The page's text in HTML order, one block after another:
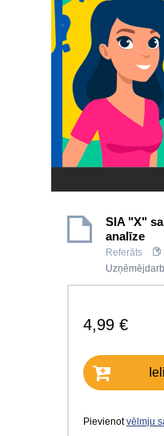
SIA "X"
analīze
Referāts
4,99 €
Pievienotvēlmju